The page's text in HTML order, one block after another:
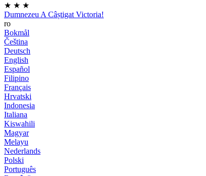
★ ★ ★
Dumnezeu A Câștigat Victoria!
ro
Bokmål
Čeština
Deutsch
English
Español
Filipino
Français
Hrvatski
Indonesia
Italiana
Kiswahili
Magyar
Melayu
Nederlands
Polski
Português